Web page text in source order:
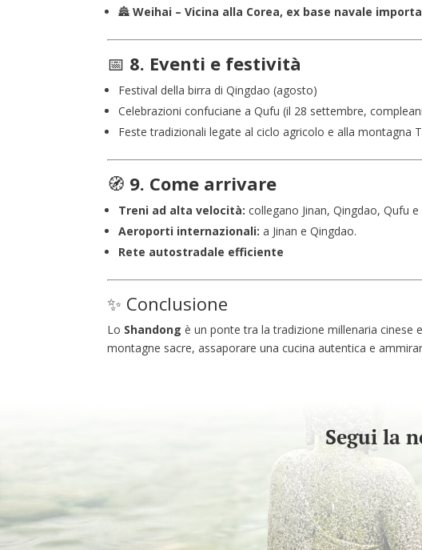
🏯 Weihai – Vicina alla Corea, ex base navale
📅 8. Eventi e festività
Festival della birra di Qingdao (agosto)
Celebrazioni confuciane a Qufu (il 28 settembre,
Feste tradizionali legate al ciclo agricolo e alla montagna
🧭 9. Come arrivare
Treni ad alta velocità: collegano Jinan, Qingdao, Qufu
Aeroporti internazionali: a Jinan e Qingdao.
Rete autostradale efficiente
✨ Conclusione
Lo Shandong è un ponte tra la tradizione millenaria cinese
montagne sacre, assaporare una cucina autentica e
Segui la